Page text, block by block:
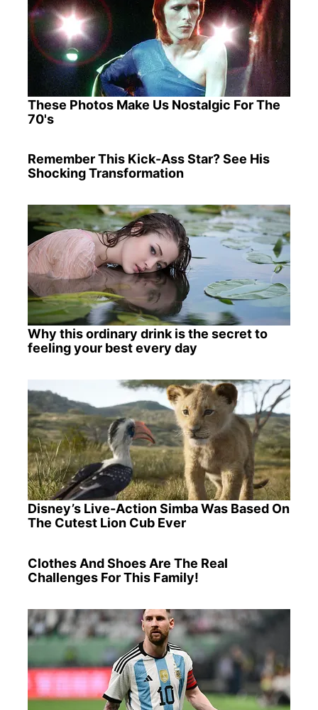
These Photos Make Us Nostalgic For The
70's
Remember This Kick-Ass Star? See His
Shocking Transformation
Why this ordinary drink is the secret to
feeling your best every day
Disney’s Live-Action Simba Was Based On
The Cutest Lion Cub Ever
Clothes And Shoes Are The Real
Challenges For This Family!